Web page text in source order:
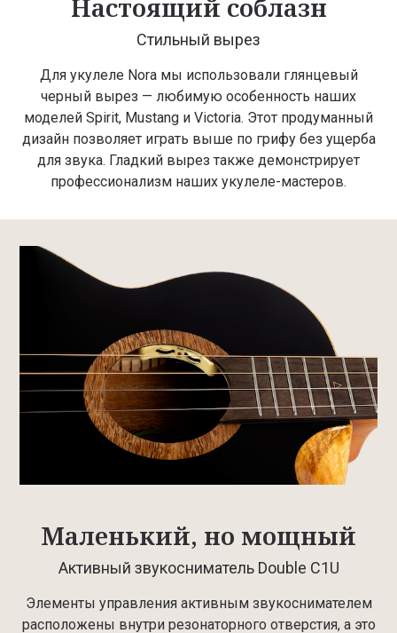
Настоящий соблазн
Стильный вырез
Для укулеле Nora мы использовали глянцевый
черный вырез — любимую особенность наших
моделей Spirit, Mustang и Victoria. Этот продуманный
дизайн позволяет играть выше по грифу без ущерба
для звука. Гладкий вырез также демонстрирует
профессионализм наших укулеле-мастеров.
Маленький, но мощный
Активный звукосниматель Double C1U
Элементы управления активным звукоснимателем
расположены внутри резонаторного отверстия, а это